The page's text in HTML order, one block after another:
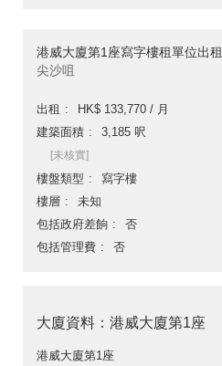
港威大廈第1座寫字樓租單位出租
尖沙咀
出租
HK$ 133,770 / 月
建築面積
3,185 呎
[未核實]
樓盤類型
寫字樓
樓層
未知
包括政府差餉
否
包括管理費
否
大廈資料：港威大廈第1座
港威大廈第1座